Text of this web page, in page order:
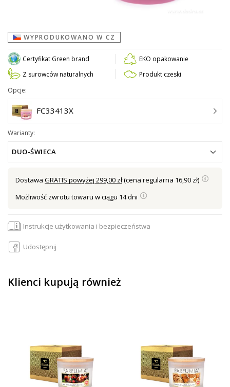
WYPRODUKOWANO W CZ
Certyfikat Green brand
EKO opakowanie
Z surowców naturalnych
Produkt czeski
Opcje:
FC33413X
Warianty:
DUO-ŚWIECA
Dostawa GRATIS powyżej 299,00 zł(cena regularna 16,90 zł)
Możliwość zwrotu towaru w ciągu 14 dni
Instrukcje użytkowania i bezpieczeństwa
Udostępnij
Klienci kupują również